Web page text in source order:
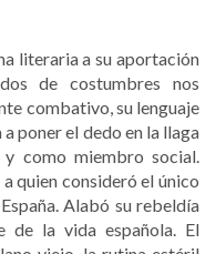
literaria a su aportación
de costumbres nos
combativo, su lenguaje
poner el dedo en la llaga
como miembro social.
quien consideró el único
Alabó su rebeldía
de la vida española. El